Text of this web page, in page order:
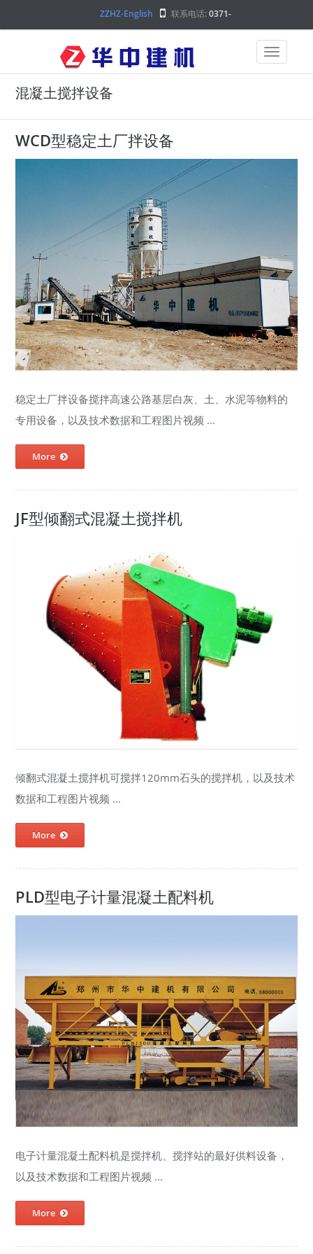
ZZHZ-English 联系电话:0371-
混凝土搅拌设备
WCD型稳定土厂拌设备
稳定土厂拌设备搅拌高速公路基层白灰、土、水泥等物料的
专用设备，以及技术数据和工程图片视频 ...
More
JF型倾翻式混凝土搅拌机
倾翻式混凝土搅拌机可搅拌120mm石头的搅拌机，以及技术
数据和工程图片视频 ...
More
PLD型电子计量混凝土配料机
电子计量混凝土配料机是搅拌机、搅拌站的最好供料设备，
以及技术数据和工程图片视频 ...
More